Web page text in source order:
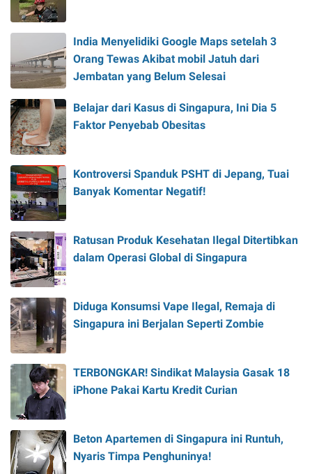
India Menyelidiki Google Maps setelah 3
Orang Tewas Akibat mobil Jatuh dari
Jembatan yang Belum Selesai
Belajar dari Kasus di Singapura, Ini Dia 5
Faktor Penyebab Obesitas
Kontroversi Spanduk PSHT di Jepang, Tuai
Banyak Komentar Negatif!
Ratusan Produk Kesehatan Ilegal Ditertibkan
dalam Operasi Global di Singapura
Diduga Konsumsi Vape Ilegal, Remaja di
Singapura ini Berjalan Seperti Zombie
TERBONGKAR! Sindikat Malaysia Gasak 18
iPhone Pakai Kartu Kredit Curian
Beton Apartemen di Singapura ini Runtuh,
Nyaris Timpa Penghuninya!